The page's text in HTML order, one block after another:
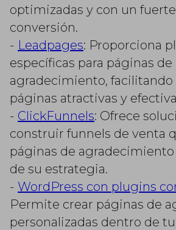
optimizadas y con un
conversión.
- Leadpages: Proporciona
específicas para páginas de
agradecimiento, facilitando
páginas atractivas y
- ClickFunnels: Ofrece
construir funnels de venta
páginas de
de su estrategia.
- WordPress con plugins
Permite crear páginas de
personalizadas dentro de